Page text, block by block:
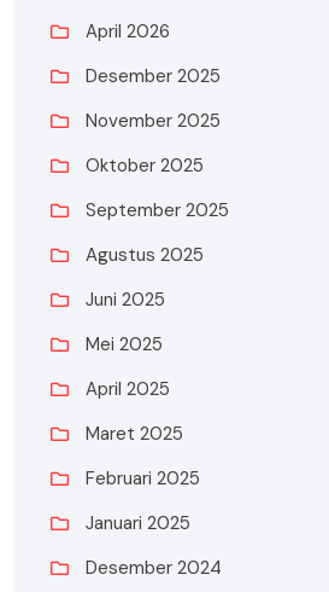
April 2026
Desember 2025
November 2025
Oktober 2025
September 2025
Agustus 2025
Juni 2025
Mei 2025
April 2025
Maret 2025
Februari 2025
Januari 2025
Desember 2024